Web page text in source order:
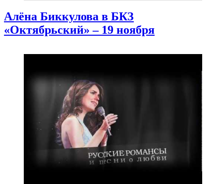
Алёна Биккулова в БКЗ
«Октябрьский» – 19 ноября